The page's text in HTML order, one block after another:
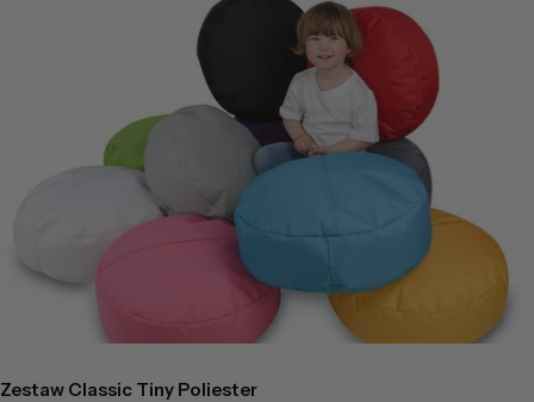
Zestaw Classic Tiny Poliester